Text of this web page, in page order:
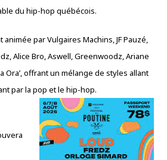
du hip-hop québécois.
par Vulgaires Machins, JF Pauzé,
Alice Bro, Aswell, Greenwoodz, Ariane
Ora’, offrant un mélange de styles allant
par la pop et le hip-hop.